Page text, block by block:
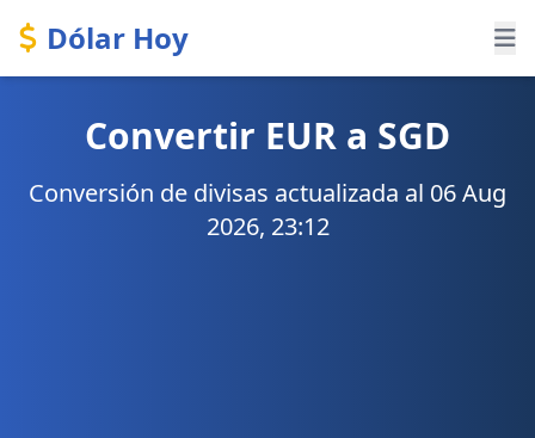
Dólar Hoy
Convertir EUR a SGD
Conversión de divisas actualizada al 06 Aug
2026, 23:12